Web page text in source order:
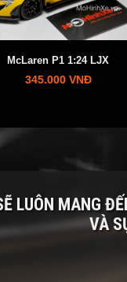
McLaren P1 1:24 LJX
345.000 VNĐ
LUÔN MANG
VÀ